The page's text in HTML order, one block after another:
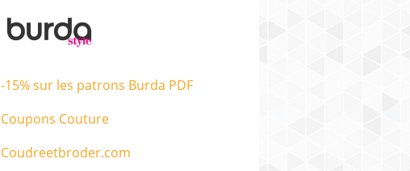
-15% sur les patrons Burda PDF
Coupons Couture
Coudreetbroder.com